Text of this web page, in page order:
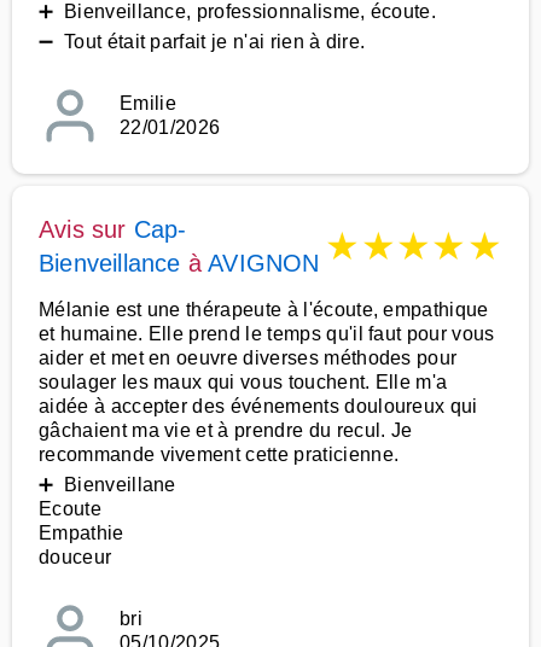
➕ Bienveillance, professionnalisme, écoute.
➖ Tout était parfait je n'ai rien à dire.
Emilie
22/01/2026
Avis sur Cap-
Bienveillance àAVIGNON ★★★★★
Mélanie est une thérapeute à l'écoute, empathique
et humaine. Elle prend le temps qu'il faut pour vous
aider et met en oeuvre diverses méthodes pour
soulager les maux qui vous touchent. Elle m'a
aidée à accepter des événements douloureux qui
gâchaient ma vie et à prendre du recul. Je
recommande vivement cette praticienne.
➕ Bienveillane
Ecoute
Empathie
douceur
bri
05/10/2025